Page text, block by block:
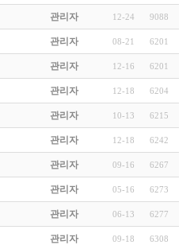
관리자 12-24 9088
관리자 08-21 6201
관리자 12-16 6201
관리자 12-18 6204
관리자 10-13 6215
관리자 12-18 6242
관리자 09-16 6267
관리자 05-16 6273
관리자 06-13 6277
관리자 09-18 6308